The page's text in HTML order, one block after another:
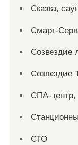
Сказка,
Смарт-
Созвездие
Созвездие
СПА-
СТО